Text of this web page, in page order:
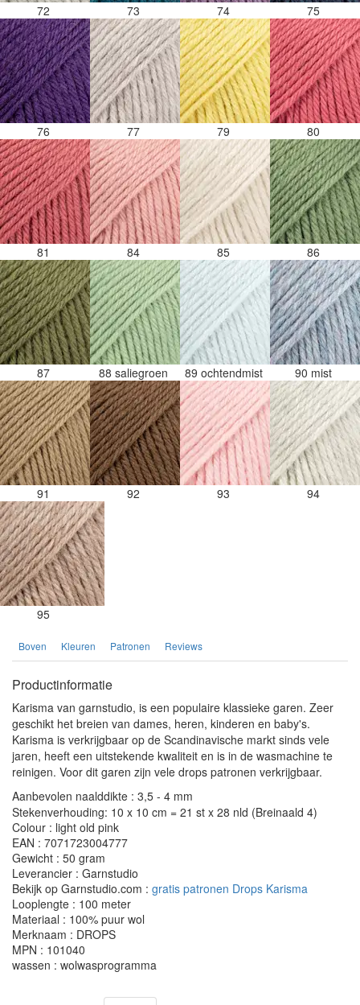
72 73 74 75
76 77 79 80
81 84 85 86
87 88 saliegroen 89 ochtendmist 90 mist
91 92 93 94
95
Boven Kleuren Patronen Reviews
Productinformatie
Karisma van garnstudio, is een populaire klassieke garen. Zeer
geschikt het breien van dames, heren, kinderen en baby's.
Karisma is verkrijgbaar op de Scandinavische markt sinds vele
jaren, heeft een uitstekende kwaliteit en is in de wasmachine te
reinigen. Voor dit garen zijn vele drops patronen verkrijgbaar.
Aanbevolen naalddikte : 3,5 - 4 mm
Stekenverhouding: 10 x 10 cm = 21 st x 28 nld (Breinaald 4)
Colour : light old pink
EAN : 7071723004777
Gewicht : 50 gram
Leverancier : Garnstudio
Bekijk op Garnstudio.com : gratis patronen Drops Karisma
Looplengte : 100 meter
Materiaal : 100% puur wol
Merknaam : DROPS
MPN : 101040
wassen : wolwasprogramma